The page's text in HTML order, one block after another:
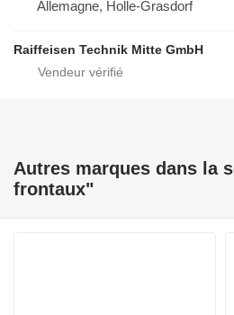
Allemagne, Holle-Grasdorf
Raiffeisen Technik Mitte GmbH
Autres marques dans la
frontaux"